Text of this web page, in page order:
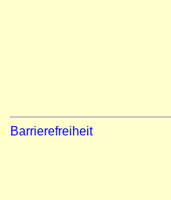
Barrierefreiheit